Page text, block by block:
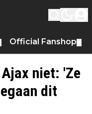
Official Fanshop
niet: 'Ze
dit